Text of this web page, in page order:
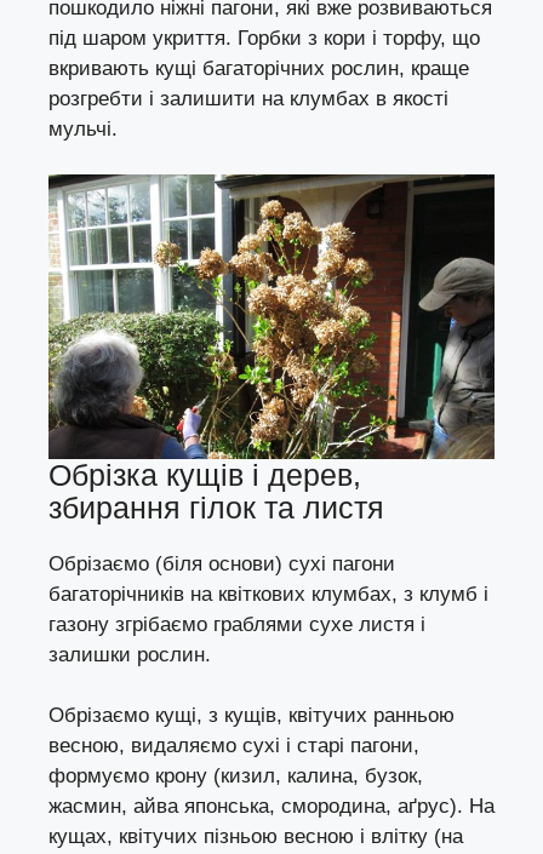
пошкодило ніжні пагони, які вже розвиваються
під шаром укриття. Горбки з кори і торфу, що
вкривають кущі багаторічних рослин, краще
розгребти і залишити на клумбах в якості
мульчі.
Обрізка кущів і дерев,
збирання гілок та листя
Обрізаємо (біля основи) сухі пагони
багаторічників на квіткових клумбах, з клумб і
газону згрібаємо граблями сухе листя і
залишки рослин.
Обрізаємо кущі, з кущів, квітучих ранньою
весною, видаляємо сухі і старі пагони,
формуємо крону (кизил, калина, бузок,
жасмин, айва японська, смородина, аґрус). На
кущах, квітучих пізньою весною і влітку (на